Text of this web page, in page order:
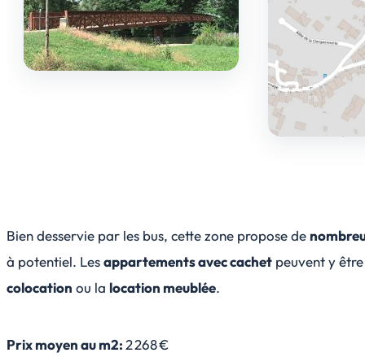
Bien desservie par les bus, cette zone propose de
à potentiel. Lesappartements avec cachet peuvent y
colocation ou la location meublée.
Prix moyen au m2:2 268 €